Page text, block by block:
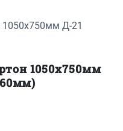
1050x750мм Д-21
1050x750мм